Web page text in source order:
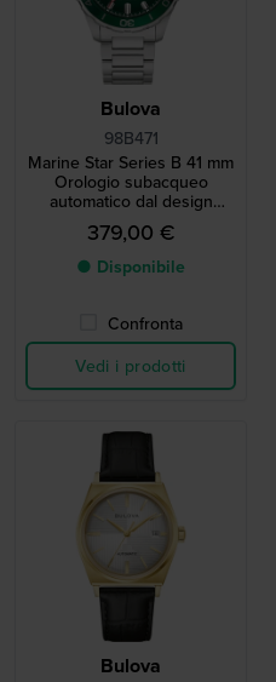
Bulova
98B471
Marine Star Series B 41 mm
Orologio subacqueo
automatico dal design
moderno con data
379,00 €
● Disponibile
Confronta
Vedi i prodotti
Bulova